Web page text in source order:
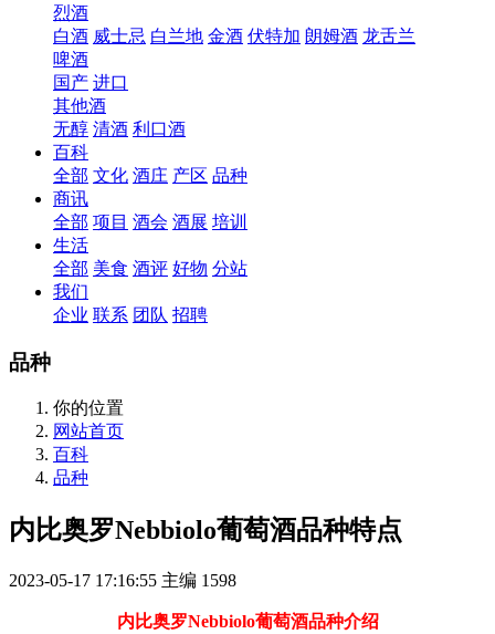
烈酒
白酒 威士忌 白兰地 金酒 伏特加 朗姆酒 龙舌兰
啤酒
国产 进口
其他酒
无醇 清酒 利口酒
百科
全部 文化 酒庄 产区 品种
商讯
全部 项目 酒会 酒展 培训
生活
全部 美食 酒评 好物 分站
我们
企业 联系 团队 招聘
品种
你的位置
网站首页
百科
品种
内比奥罗Nebbiolo葡萄酒品种特点
2023-05-17 17:16:55 主编 1598
内比奥罗Nebbiolo葡萄酒品种介绍